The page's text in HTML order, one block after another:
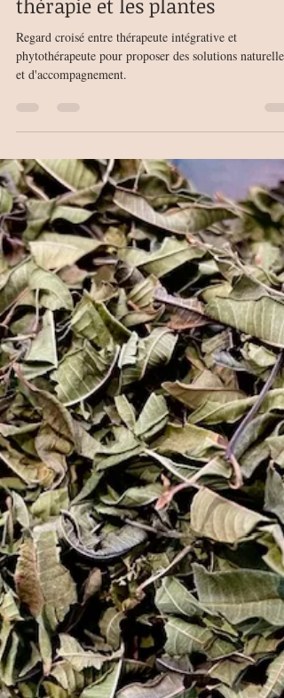
MarionB
Sortir de la boucle mentale : la
force de l'alliance entre la
thérapie et les plantes
Regard croisé entre thérapeute intégrative et
phytothérapeute pour proposer des solutions naturelles
et d'accompagnement.